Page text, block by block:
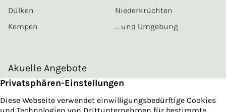
Dülken
Kempen
Niederkrüchten
… und Umgebung
Akuelle Angebote